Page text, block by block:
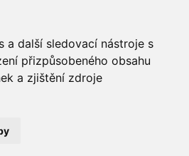
a další sledovací nástroje s
přizpůsobeného obsahu
a zjištění zdroje